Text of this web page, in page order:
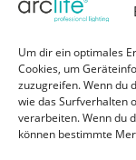
Um dir ein optimales
Cookies, um
zuzugreifen. Wenn du
wie das Surfverhalten
verarbeiten. Wenn du
können bestimmte
Hilfe
Liefer- und
Kontakt